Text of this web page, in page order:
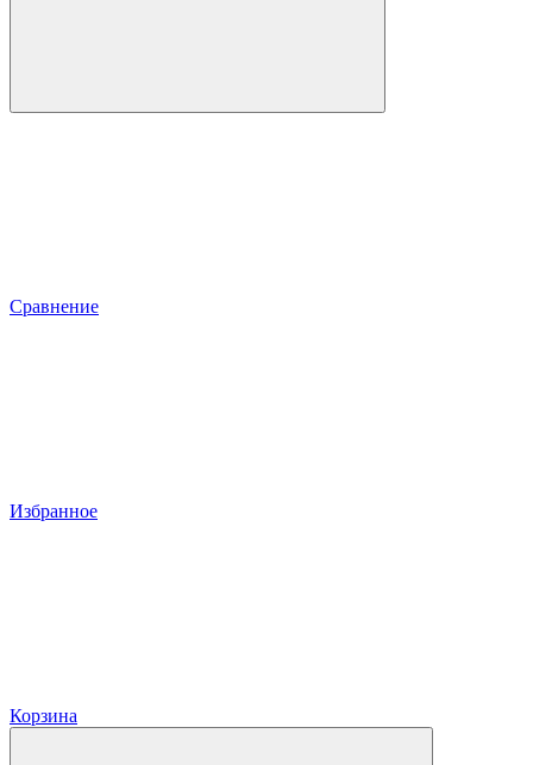
Сравнение
Избранное
Корзина